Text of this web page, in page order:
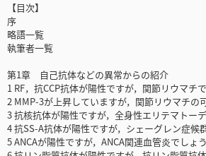
【目次】
序
略語一覧
執筆者一覧
第1章 自己抗体などの異常からの紹介
1 RF，抗CCP抗体が陽性ですが，関節リウマチ
2 MMP-3が上昇していますが，関節リウマチの
3 抗核抗体が陽性ですが，全身性エリテマトー
4 抗SS-A抗体が陽性ですが，シェーグレン症候
5 ANCAが陽性ですが，ANCA関連血管炎でしょ